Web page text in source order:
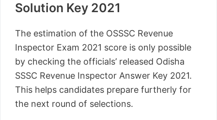
Solution Key 2021
The estimation of the OSSSC Revenue
Inspector Exam 2021 score is only possible
by checking the officials’ released Odisha
SSSC Revenue Inspector Answer Key 2021.
This helps candidates prepare furtherly for
the next round of selections.